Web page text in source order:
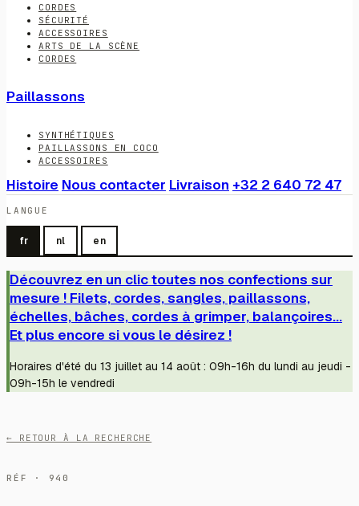
CORDES
SÉCURITÉ
ACCESSOIRES
ARTS DE LA SCÈNE
CORDES
Paillassons
SYNTHÉTIQUES
PAILLASSONS EN COCO
ACCESSOIRES
Histoire Nous contacter Livraison +32 2 640 72 47
LANGUE
fr nl en
Découvrez en un clic toutes nos confections sur
mesure ! Filets, cordes, sangles, paillassons,
échelles, bâches, cordes à grimper, balançoires...
Et plus encore si vous le désirez !
Horaires d'été du 13 juillet au 14 août : 09h-16h du lundi au jeudi -
09h-15h le vendredi
← RETOUR À LA RECHERCHE
RÉF · 940